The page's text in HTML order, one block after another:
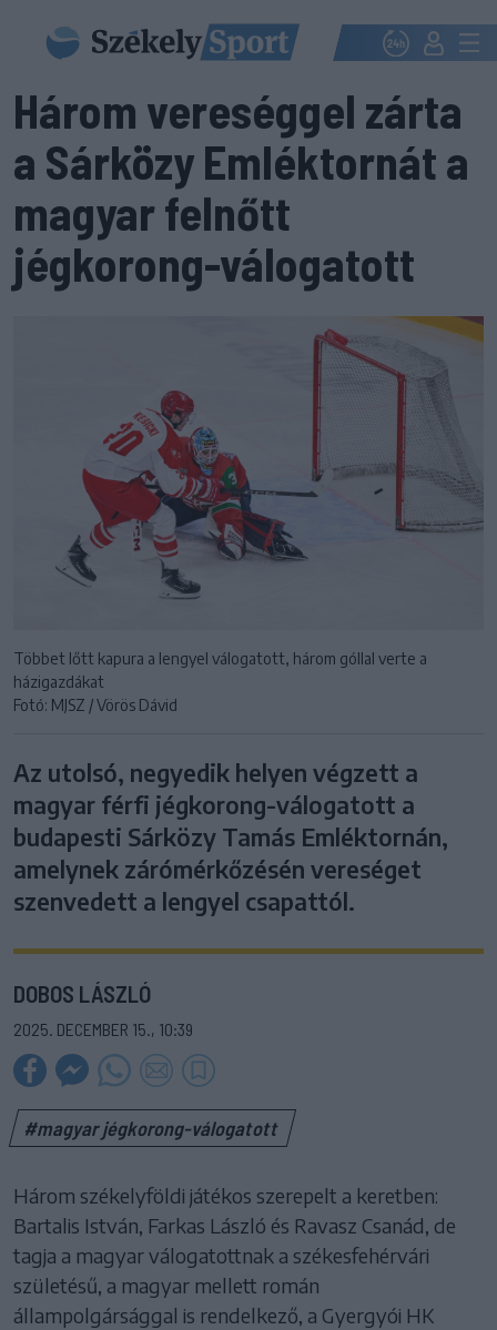
Három vereséggel zárta
a Sárközy Emléktornát a
magyar felnőtt
jégkorong-válogatott
Többet lőtt kapura a lengyel válogatott, három góllal verte a
házigazdákat
Fotó: MJSZ / Vörös Dávid
Az utolsó, negyedik helyen végzett a
magyar férfi jégkorong-válogatott a
budapesti Sárközy Tamás Emléktornán,
amelynek zárómérkőzésén vereséget
szenvedett a lengyel csapattól.
DOBOS LÁSZLÓ
2025. DECEMBER 15., 10:39
#magyar jégkorong-válogatott
Három székelyföldi játékos szerepelt a keretben:
Bartalis István, Farkas László és Ravasz Csanád, de
tagja a magyar válogatottnak a székesfehérvári
születésű, a magyar mellett román
állampolgársággal is rendelkező, a Gyergyói HK